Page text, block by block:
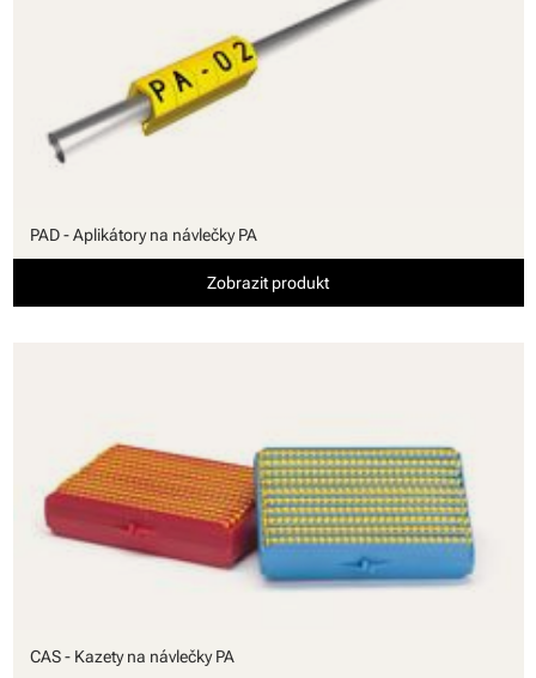
PAD - Aplikátory na návlečky PA
Zobrazit produkt
CAS - Kazety na návlečky PA